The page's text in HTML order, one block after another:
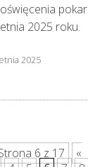
2025 roku.
2025
6 z 17
«